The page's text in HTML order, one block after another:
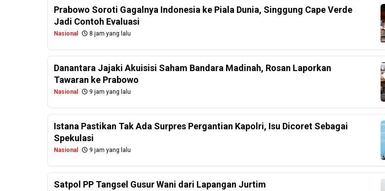
Prabowo Soroti Gagalnya Indonesia ke Piala Dunia, Singgung Cape Verde
Jadi Contoh Evaluasi
Nasional 8 jam yang lalu
Danantara Jajaki Akuisisi Saham Bandara Madinah, Rosan Laporkan
Tawaran ke Prabowo
Nasional 9 jam yang lalu
Istana Pastikan Tak Ada Surpres Pergantian Kapolri, Isu Dicoret Sebagai
Spekulasi
Nasional 9 jam yang lalu
Satpol PP Tangsel Gusur Wani dari Lapangan Jurtim